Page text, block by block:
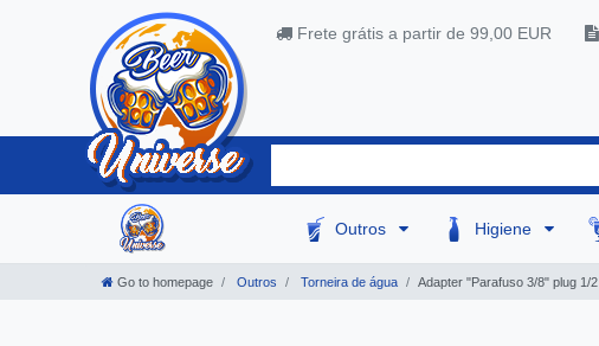
Frete grátis a partir de 99,00 EUR
Outros Higiene
Go to homepage Outros Torneira de água Adapter "Parafuso 3/8" plug 1/2